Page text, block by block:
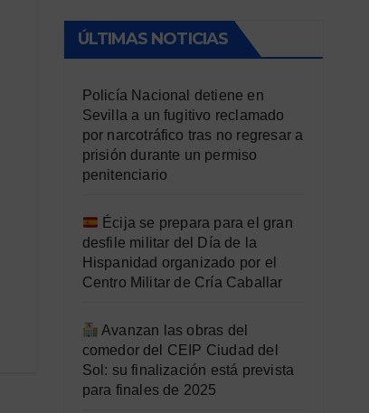
ÚLTIMAS NOTICIAS
Policía Nacional detiene en
Sevilla a un fugitivo reclamado
por narcotráfico tras no regresar a
prisión durante un permiso
penitenciario
Écija se prepara para el gran
desfile militar del Día de la
Hispanidad organizado por el
Centro Militar de Cría Caballar
Avanzan las obras del
comedor del CEIP Ciudad del
Sol: su finalización está prevista
para finales de 2025